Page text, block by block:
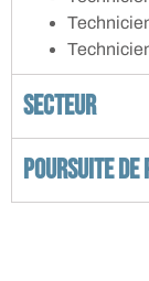
Secteur
Poursuite